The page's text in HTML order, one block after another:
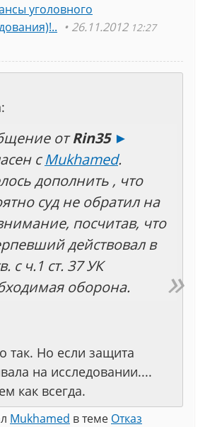
уголовного
26.11.2012 12:27
отRin35 ►
сMukhamed.
дополнить , что
суд не обратил на
посчитав, что
действовал в
с ч.1 ст. 37 УК
оборона.
так. Но если защита
на исследовании....
как всегда.
Mukhamed в теме Отказ